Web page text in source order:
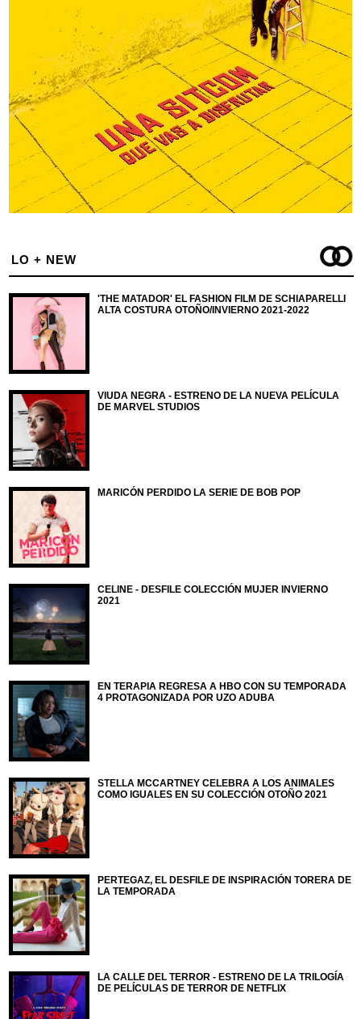
LO + NEW
'THE MATADOR' EL FASHION FILM DE SCHIAPARELLI
ALTA COSTURA OTOÑO/INVIERNO 2021-2022
VIUDA NEGRA - ESTRENO DE LA NUEVA PELÍCULA
DE MARVEL STUDIOS
MARICÓN PERDIDO LA SERIE DE BOB POP
CELINE - DESFILE COLECCIÓN MUJER INVIERNO
2021
EN TERAPIA REGRESA A HBO CON SU TEMPORADA
4 PROTAGONIZADA POR UZO ADUBA
STELLA MCCARTNEY CELEBRA A LOS ANIMALES
COMO IGUALES EN SU COLECCIÓN OTOÑO 2021
PERTEGAZ, EL DESFILE DE INSPIRACIÓN TORERA DE
LA TEMPORADA
LA CALLE DEL TERROR - ESTRENO DE LA TRILOGÍA
DE PELÍCULAS DE TERROR DE NETFLIX